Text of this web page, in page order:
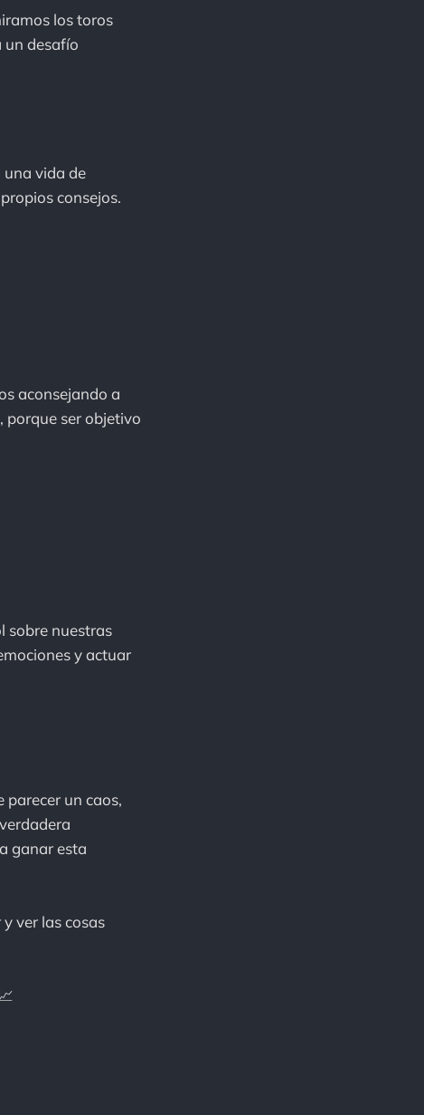
los toros
un desafío
una vida de
consejos.
aconsejando a
porque ser objetivo
sobre nuestras
y actuar
parecer un caos,
ganar esta
ver las cosas